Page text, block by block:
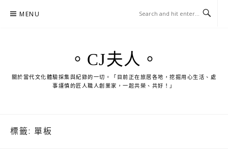
MENU
。CJ夫人。
關於當代文化體驗採集與紀錄的一切。「目前正在旅居各地，挖掘用心生活、處
事謹慎的匠人職人創業家，一起共榮、共好！」
標籤: 單板